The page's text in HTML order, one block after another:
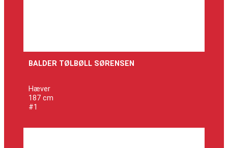
BALDER TØLBØLL SØRENSEN
Hæver
187 cm
#1